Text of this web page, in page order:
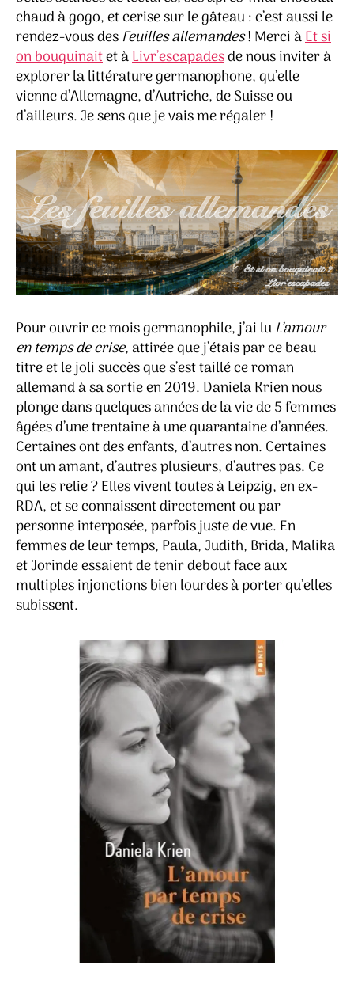
chaud à gogo, et cerise sur le gâteau : c’est aussi le
rendez-vous des Feuilles allemandes! Merci àEt si
on bouquinaitet àLivr’escapadesde nous inviter à
explorer la littérature germanophone, qu’elle
vienne d’Allemagne, d’Autriche, de Suisse ou
d’ailleurs. Je sens que je vais me régaler !
Pour ouvrir ce mois germanophile, j’ai lu L’amour
en temps de crise, attirée que j’étais par ce beau
titre et le joli succès que s’est taillé ce roman
allemand à sa sortie en 2019. Daniela Krien nous
plonge dans quelques années de la vie de 5 femmes
âgées d’une trentaine à une quarantaine d’années.
Certaines ont des enfants, d’autres non. Certaines
ont un amant, d’autres plusieurs, d’autres pas. Ce
qui les relie ? Elles vivent toutes à Leipzig, en ex-
RDA, et se connaissent directement ou par
personne interposée, parfois juste de vue. En
femmes de leur temps, Paula, Judith, Brida, Malika
et Jorinde essaient de tenir debout face aux
multiples injonctions bien lourdes à porter qu’elles
subissent.